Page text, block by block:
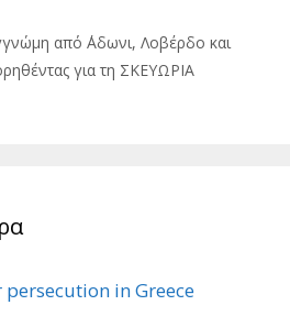
από ΄Αδωνι, Λοβέρδο και
για τη ΣΚΕΥΩΡΙΑ
persecution in Greece